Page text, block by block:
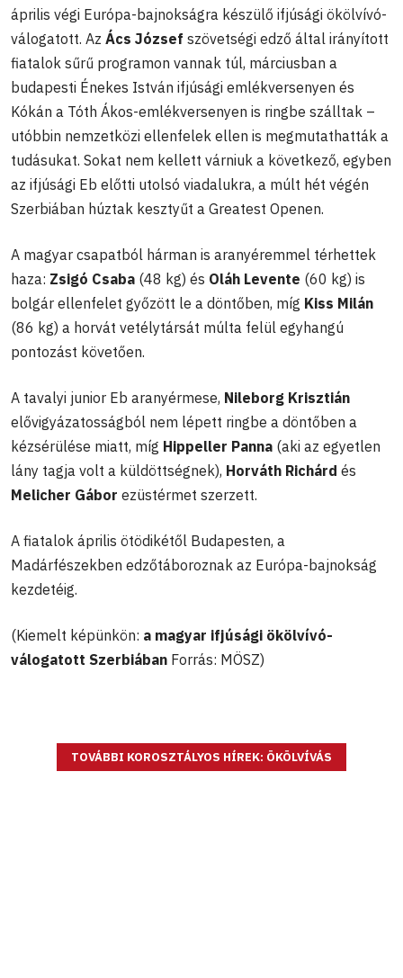
április végi Európa-bajnokságra készülő ifjúsági ökölvívó-
válogatott. Az Ács József szövetségi edző által irányított
fiatalok sűrű programon vannak túl, márciusban a
budapesti Énekes István ifjúsági emlékversenyen és
Kókán a Tóth Ákos-emlékversenyen is ringbe szálltak –
utóbbin nemzetközi ellenfelek ellen is megmutathatták a
tudásukat. Sokat nem kellett várniuk a következő, egyben
az ifjúsági Eb előtti utolsó viadalukra, a múlt hét végén
Szerbiában húztak kesztyűt a Greatest Openen.
A magyar csapatból hárman is aranyéremmel térhettek
haza: Zsigó Csaba (48 kg) és Oláh Levente (60 kg) is
bolgár ellenfelet győzött le a döntőben, míg Kiss Milán
(86 kg) a horvát vetélytársát múlta felül egyhangú
pontozást követően.
A tavalyi junior Eb aranyérmese, Nileborg Krisztián
elővigyázatosságból nem lépett ringbe a döntőben a
kézsérülése miatt, míg Hippeller Panna (aki az egyetlen
lány tagja volt a küldöttségnek), Horváth Richárd és
Melicher Gábor ezüstérmet szerzett.
A fiatalok április ötödikétől Budapesten, a
Madárfészekben edzőtáboroznak az Európa-bajnokság
kezdetéig.
(Kiemelt képünkön: a magyar ifjúsági ökölvívó-
válogatott Szerbiában Forrás: MÖSZ)
TOVÁBBI KOROSZTÁLYOS HÍREK: ÖKÖLVÍVÁS